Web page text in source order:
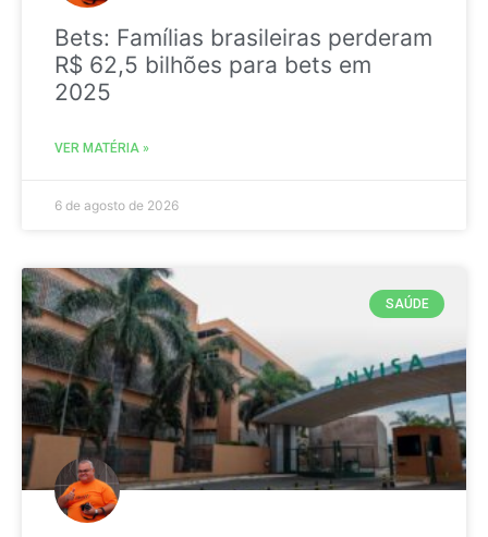
Bets: Famílias brasileiras perderam
R$ 62,5 bilhões para bets em
2025
VER MATÉRIA »
6 de agosto de 2026
SAÚDE